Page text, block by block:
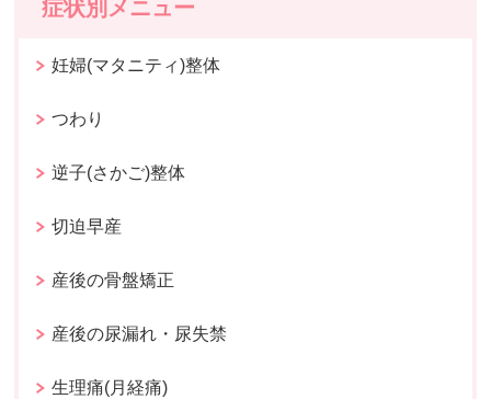
症状別メニュー
妊婦(マタニティ)整体
つわり
逆子(さかご)整体
切迫早産
産後の骨盤矯正
産後の尿漏れ・尿失禁
生理痛(月経痛)